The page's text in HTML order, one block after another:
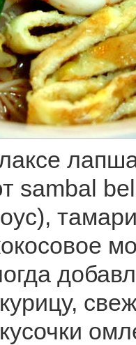
sambal